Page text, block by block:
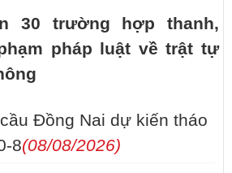
30 trường hợp thanh,
pháp luật về trật tự
Đồng Nai dự kiến tháo
8(08/08/2026)